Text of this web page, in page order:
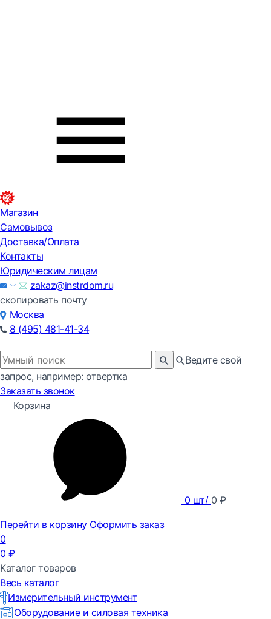
Магазин
Самовывоз
Доставка/Оплата
Контакты
Юридическим лицам
zakaz@instrdom.ru
скопировать почту
Москва
8 (495) 481-41-34
Ведите свой
запрос, например: отвертка
Заказать звонок
Корзина
0 шт/ 0 ₽
Перейти в корзину Оформить заказ
0
0 ₽
Каталог товаров
Весь каталог
Измерительный инструмент
Оборудование и силовая техника